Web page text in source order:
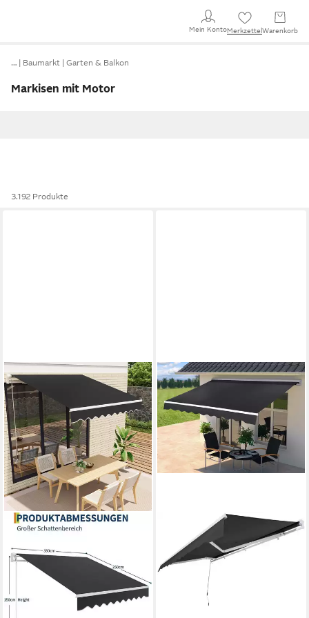
Mein KontoMerkzettel Warenkorb
… Baumarkt Garten & Balkon
Markisen mit Motor
3.192 Produkte